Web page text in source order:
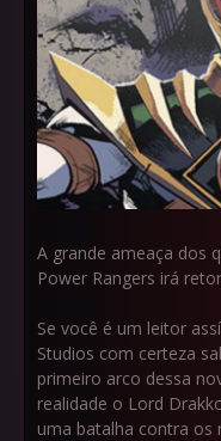
A grande ameaça dos
Power Rangers irá
Se você é um leitor
Studios com certeza
primeiro arco dessa
realidade o Lord
uma batalha contra os